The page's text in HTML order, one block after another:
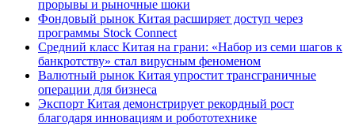
прорывы и рыночные шоки
Фондовый рынок Китая расширяет доступ через
программы Stock Connect
Средний класс Китая на грани: «Набор из семи шагов к
банкротству» стал вирусным феноменом
Валютный рынок Китая упростит трансграничные
операции для бизнеса
Экспорт Китая демонстрирует рекордный рост
благодаря инновациям и робототехнике